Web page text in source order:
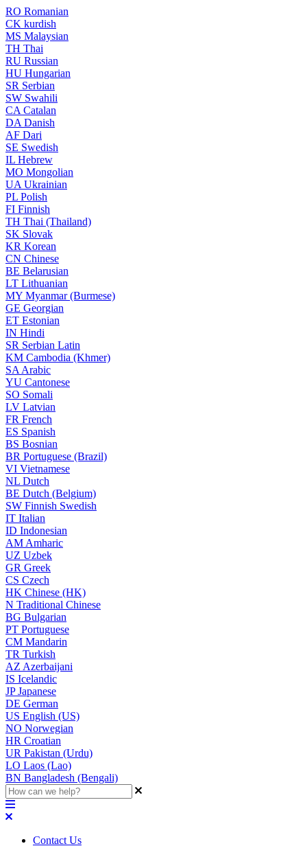
RO Romanian
CK kurdish
MS Malaysian
TH Thai
RU Russian
HU Hungarian
SR Serbian
SW Swahili
CA Catalan
DA Danish
AF Dari
SE Swedish
IL Hebrew
MO Mongolian
UA Ukrainian
PL Polish
FI Finnish
TH Thai (Thailand)
SK Slovak
KR Korean
CN Chinese
BE Belarusian
LT Lithuanian
MY Myanmar (Burmese)
GE Georgian
ET Estonian
IN Hindi
SR Serbian Latin
KM Cambodia (Khmer)
SA Arabic
YU Cantonese
SO Somali
LV Latvian
FR French
ES Spanish
BS Bosnian
BR Portuguese (Brazil)
VI Vietnamese
NL Dutch
BE Dutch (Belgium)
SW Finnish Swedish
IT Italian
ID Indonesian
AM Amharic
UZ Uzbek
GR Greek
CS Czech
HK Chinese (HK)
N Traditional Chinese
BG Bulgarian
PT Portuguese
CM Mandarin
TR Turkish
AZ Azerbaijani
IS Icelandic
JPJapanese
DE German
US English (US)
NO Norwegian
HR Croatian
UR Pakistan (Urdu)
LO Laos (Lao)
BN Bangladesh (Bengali)
Contact Us